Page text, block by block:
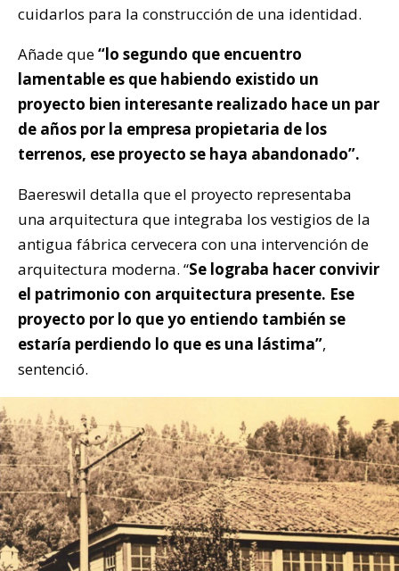
cuidarlos para la construcción de una identidad.
Añade que“lo segundo que encuentro
lamentable es que habiendo existido un
proyecto bien interesante realizado hace un par
de años por la empresa propietaria de los
terrenos, ese proyecto se haya abandonado”.
Baereswil detalla que el proyecto representaba
una arquitectura que integraba los vestigios de la
antigua fábrica cervecera con una intervención de
arquitectura moderna. “Se lograba hacer convivir
el patrimonio con arquitectura presente. Ese
proyecto por lo que yo entiendo también se
estaría perdiendo lo que es una lástima”,
sentenció.